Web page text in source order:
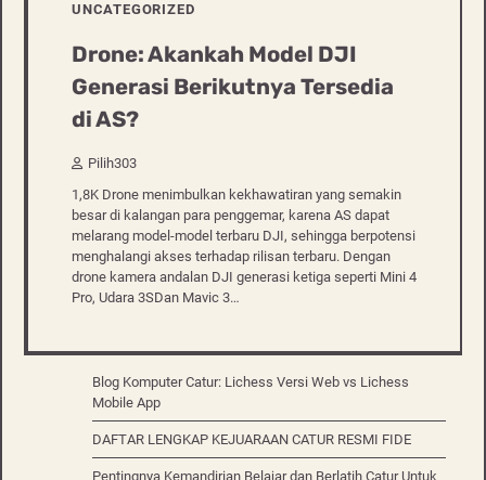
UNCATEGORIZED
Drone: Akankah Model DJI
Generasi Berikutnya Tersedia
di AS?
Pilih303
1,8K Drone menimbulkan kekhawatiran yang semakin
besar di kalangan para penggemar, karena AS dapat
melarang model-model terbaru DJI, sehingga berpotensi
menghalangi akses terhadap rilisan terbaru. Dengan
drone kamera andalan DJI generasi ketiga seperti Mini 4
Pro, Udara 3SDan Mavic 3…
Blog Komputer Catur: Lichess Versi Web vs Lichess
Mobile App
DAFTAR LENGKAP KEJUARAAN CATUR RESMI FIDE
Pentingnya Kemandirian Belajar dan Berlatih Catur Untuk